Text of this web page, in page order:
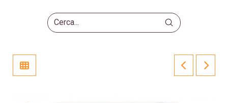
Search
Submit